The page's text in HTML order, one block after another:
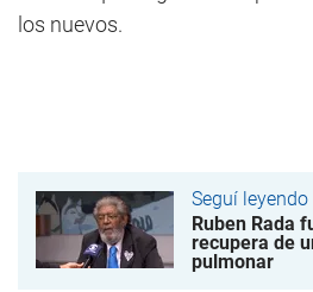
los nuevos.
Seguí leyendo
Ruben Rada
recupera de
pulmonar